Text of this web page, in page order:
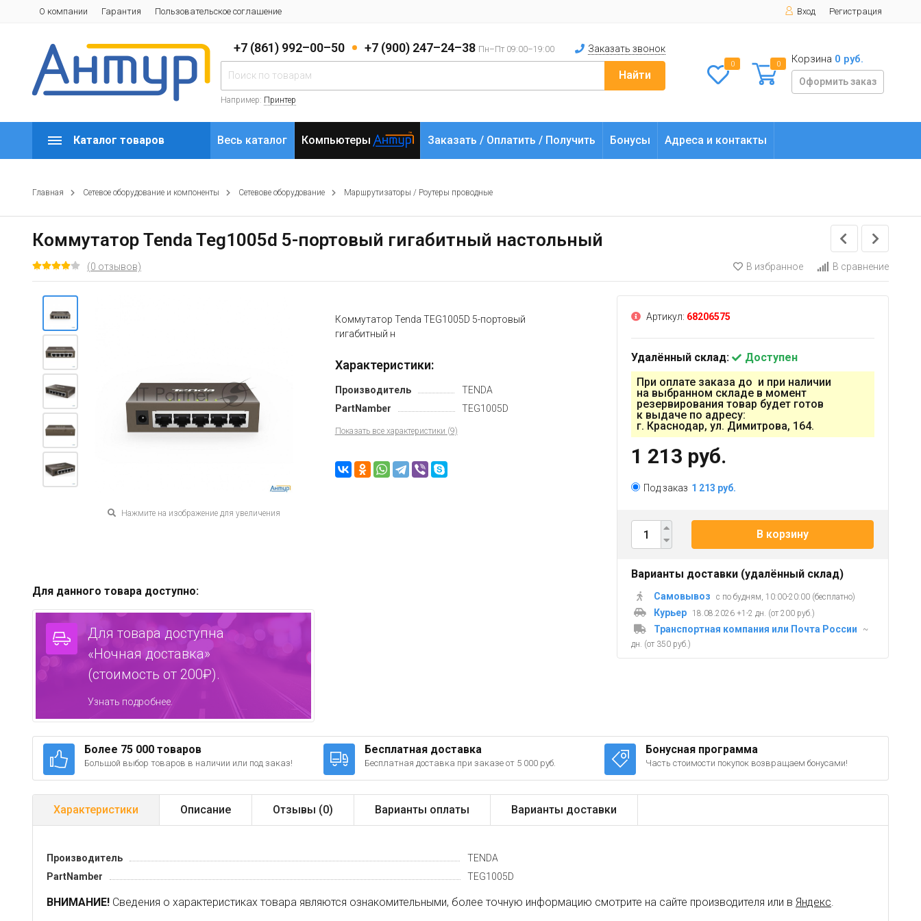
О компании Гарантия Пользовательское соглашение Вход Регистрация
+7 (861) 992–00–50 +7 (900) 247–24–38 Пн–Пт 09:00–19:00 Заказать звонок
Найти
Например: Принтер
0 0 Корзина 0 руб.
Оформить заказ
Каталог товаров Весь каталог Компьютеры Заказать / Оплатить / Получить Бонусы Адреса и контакты
Главная Сетевое оборудование и компоненты Сетевове оборудование Маршрутизаторы / Роутеры проводные
Коммутатор Tenda Teg1005d 5-портовый гигабитный настольный
(0 отзывов) В избранное В сравнение
Нажмите на изображение для увеличения
Коммутатор Tenda TEG1005D 5-портовый
гигабитный н
Характеристики:
Производитель
TENDA
PartNamber
TEG1005D
Показать все характеристики (9)
Для данного товара доступно:
Для товара доступна
«Ночная доставка»
(стоимость от 200₽).
Узнать подробнее.
Артикул: 68206575
Удалённый склад:
Доступен
При оплате заказа до и при наличии
на выбранном складе в момент
резервирования товар будет готов
к выдаче по адресу:
г. Краснодар, ул. Димитрова, 164.
1 213 руб.
Под заказ 1 213 руб.
В корзину
Варианты доставки (удалённый склад)
Самовывоз с по будням, 10:00-20:00 (бесплатно)
Курьер 18.08.2026 +1-2 дн. (от 200 руб.)
Транспортная компания или Почта России
~
дн. (от 350 руб.)
Более 75 000 товаров
Большой выбор товаров в наличии или под заказ!
Бесплатная доставка
Бесплатная доставка при заказе от 5 000 руб.
Бонусная программа
Часть стоимости покупок возвращаем бонусами!
Характеристики Описание Отзывы (0) Варианты оплаты Варианты доставки
Производитель
TENDA
PartNamber
TEG1005D
ВНИМАНИЕ! Сведения о характеристиках товара являются ознакомительными, более точную информацию смотрите на сайте производителя или в Яндекс.